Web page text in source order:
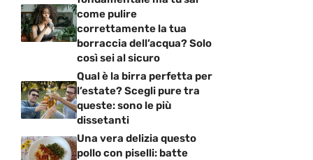
come pulire
correttamente la tua
borraccia dell’acqua? Solo
così sei al sicuro
Qual è la birra perfetta per
l’estate? Scegli pure tra
queste: sono le più
dissetanti
Una vera delizia questo
pollo con piselli: batte